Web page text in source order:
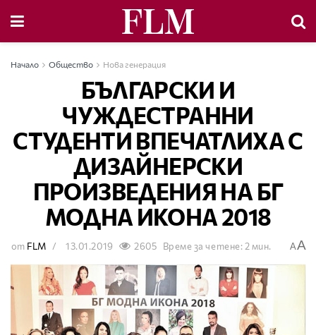
Начало Общество Нова генерация
БЪЛГАРСКИ И
ЧУЖДЕСТРАННИ
СТУДЕНТИ ВПЕЧАТЛИХА С
ДИЗАЙНЕРСКИ
ПРОИЗВЕДЕНИЯ НА БГ
МОДНА ИКОНА 2018
от FLM 13.01.2019 2605 Време за четене: 2 мин. AA